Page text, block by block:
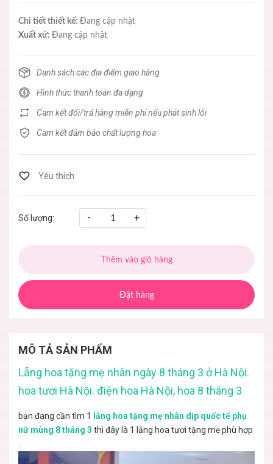
Chi tiết thiết kế: Đang cập nhật
Xuất xứ: Đang cập nhật
Danh sách các địa điểm giao hàng
Hình thức thanh toán đa dạng
Cam kết đổi/trả hàng miễn phí nếu phát sinh lỗi
Cam kết đảm bảo chất lượng hoa
Số lượng: - +
Thêm vào giỏ hàng
Đặt hàng
MÔ TẢ SẢN PHẨM
Lẵng hoa tặng mẹ nhân ngày 8 tháng 3 ở Hà Nội.
hoa tươi Hà Nội. điện hoa Hà Nội, hoa 8 tháng 3
bạn đang cần tìm 1
lẵng hoa tặng mẹ nhân dịp quốc tế phụ
nữ mùng 8 tháng 3 thì đây là 1 lẵng hoa tươi tặng mẹ phù hợp